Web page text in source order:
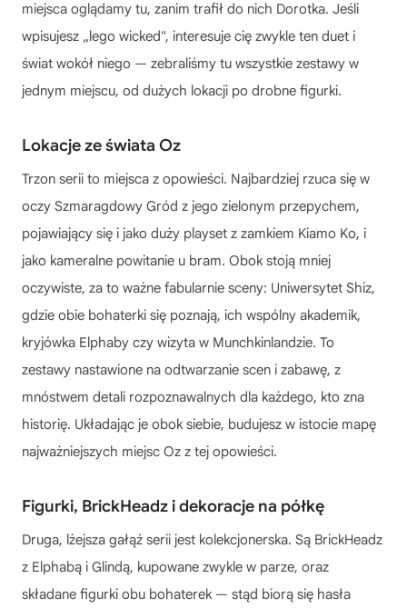
miejsca oglądamy tu, zanim trafił do nich Dorotka. Jeśli
wpisujesz „lego wicked", interesuje cię zwykle ten duet i
świat wokół niego — zebraliśmy tu wszystkie zestawy w
jednym miejscu, od dużych lokacji po drobne figurki.
Lokacje ze świata Oz
Trzon serii to miejsca z opowieści. Najbardziej rzuca się w
oczy Szmaragdowy Gród z jego zielonym przepychem,
pojawiający się i jako duży playset z zamkiem Kiamo Ko, i
jako kameralne powitanie u bram. Obok stoją mniej
oczywiste, za to ważne fabularnie sceny: Uniwersytet Shiz,
gdzie obie bohaterki się poznają, ich wspólny akademik,
kryjówka Elphaby czy wizyta w Munchkinlandzie. To
zestawy nastawione na odtwarzanie scen i zabawę, z
mnóstwem detali rozpoznawalnych dla każdego, kto zna
historię. Układając je obok siebie, budujesz w istocie mapę
najważniejszych miejsc Oz z tej opowieści.
Figurki, BrickHeadz i dekoracje na półkę
Druga, lżejsza gałąź serii jest kolekcjonerska. Są BrickHeadz
z Elphabą i Glindą, kupowane zwykle w parze, oraz
składane figurki obu bohaterek — stąd biorą się hasła